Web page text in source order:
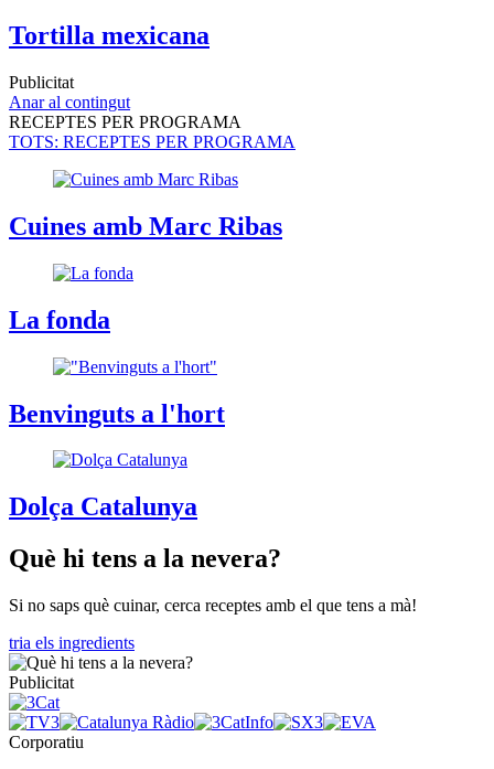
Tortilla mexicana
Publicitat
Anar al contingut
RECEPTES PER PROGRAMA
TOTS: RECEPTES PER PROGRAMA
Cuines amb Marc Ribas
La fonda
Benvinguts a l'hort
Dolça Catalunya
Què hi tens a la nevera?
Si no saps què cuinar, cerca receptes amb el que tens a mà!
tria els ingredients
Publicitat
Corporatiu